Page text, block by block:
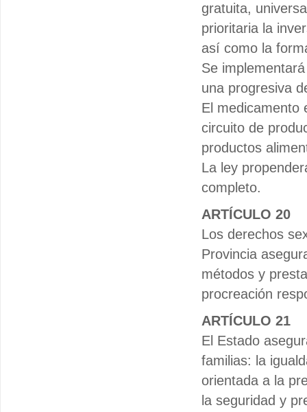
gratuita,
prioritaria la
así como la
Se
una progresiva
El medicamento
circuito de
productos
La ley
completo.
ARTÍCULO 20
Los derechos
Provincia
métodos y
procreación
ARTÍCULO 21
El Estado
familias: la
orientada a la
la seguridad y